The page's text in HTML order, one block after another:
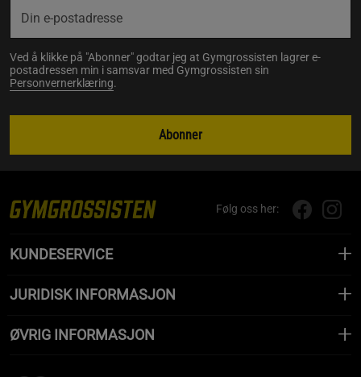
Ved å klikke på "Abonner" godtar jeg at Gymgrossisten lagrer e-
postadressen min i samsvar med Gymgrossisten sin
Personvernerklæring.
Abonner
Følg oss her:
KUNDESERVICE
JURIDISK INFORMASJON
ØVRIG INFORMASJON